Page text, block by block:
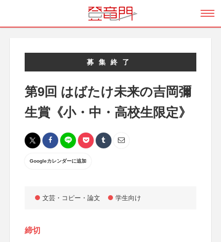
募集終了
第9回 はばたけ未来の吉岡彌
生賞《小・中・高校生限定》
Googleカレンダーに追加
文芸・コピー・論文 学生向け
締切